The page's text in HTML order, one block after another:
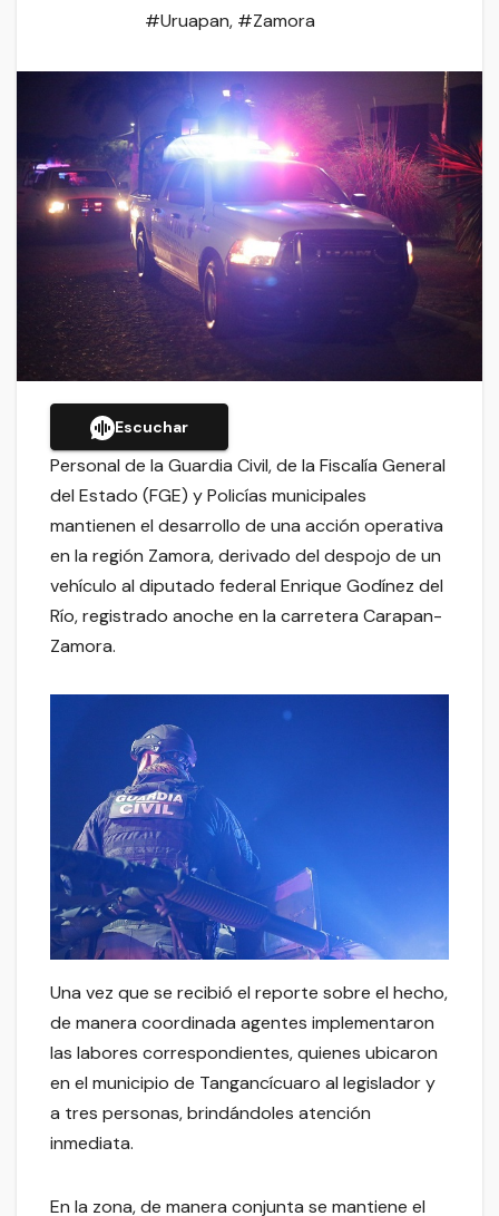
#Uruapan, #Zamora
Escuchar
Personal de la Guardia Civil, de la Fiscalía General
del Estado (FGE) y Policías municipales
mantienen el desarrollo de una acción operativa
en la región Zamora, derivado del despojo de un
vehículo al diputado federal Enrique Godínez del
Río, registrado anoche en la carretera Carapan-
Zamora.
Una vez que se recibió el reporte sobre el hecho,
de manera coordinada agentes implementaron
las labores correspondientes, quienes ubicaron
en el municipio de Tangancícuaro al legislador y
a tres personas, brindándoles atención
inmediata.
En la zona, de manera conjunta se mantiene el